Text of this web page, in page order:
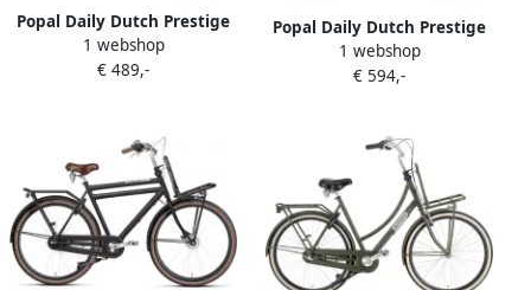
Popal Daily Dutch Prestige
N7 VB Transportfiets
Stadsfiets Aluminium Frame
1 webshop
€ 489,-
Popal Daily Dutch Prestige
N7 VB Transportfiets
Stadsfiets Aluminium Frame
1 webshop
€ 594,-